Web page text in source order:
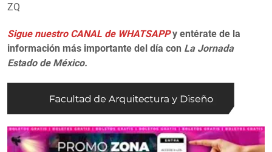
ZQ
Sigue nuestro CANAL de WHATSAPPy entérate de la
información más importante del día con La Jornada
Estado de México.